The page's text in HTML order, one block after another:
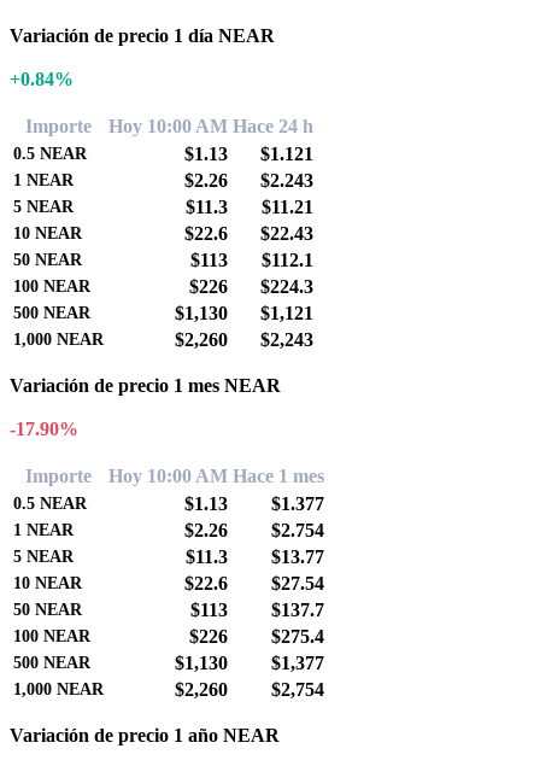
Variación de precio 1 día NEAR
+0.84%
Importe Hoy 10:00 AM Hace 24 h
0.5 NEAR $1.13 $1.121
1 NEAR $2.26 $2.243
5 NEAR $11.3 $11.21
10 NEAR $22.6 $22.43
50 NEAR $113 $112.1
100 NEAR $226 $224.3
500 NEAR $1,130 $1,121
1,000 NEAR $2,260 $2,243
Variación de precio 1 mes NEAR
-17.90%
Importe Hoy 10:00 AM Hace 1 mes
0.5 NEAR $1.13 $1.377
1 NEAR $2.26 $2.754
5 NEAR $11.3 $13.77
10 NEAR $22.6 $27.54
50 NEAR $113 $137.7
100 NEAR $226 $275.4
500 NEAR $1,130 $1,377
1,000 NEAR $2,260 $2,754
Variación de precio 1 año NEAR